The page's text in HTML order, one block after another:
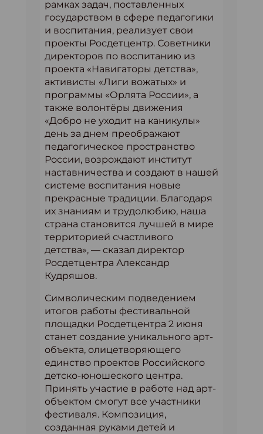
рамках задач, поставленных
государством в сфере педагогики
и воспитания, реализует свои
проекты Росдетцентр. Советники
директоров по воспитанию из
проекта «Навигаторы детства»,
активисты «Лиги вожатых» и
программы «Орлята России», а
также волонтёры движения
«Добро не уходит на каникулы»
день за днем преображают
педагогическое пространство
России, возрождают институт
наставничества и создают в нашей
системе воспитания новые
прекрасные традиции. Благодаря
их знаниям и трудолюбию, наша
страна становится лучшей в мире
территорией счастливого
детства», — сказал директор
Росдетцентра Александр
Кудряшов.
Символическим подведением
итогов работы фестивальной
площадки Росдетцентра 2 июня
станет создание уникального арт-
объекта, олицетворяющего
единство проектов Российского
детско-юношеского центра.
Принять участие в работе над арт-
объектом смогут все участники
фестиваля. Композиция,
созданная руками детей и